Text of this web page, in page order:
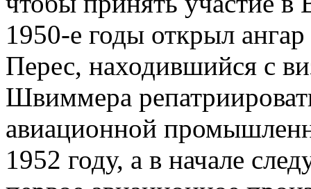
1950-е годы открыл
Перес, находившийся с
Швиммера
авиационной
1952 году, а в начале